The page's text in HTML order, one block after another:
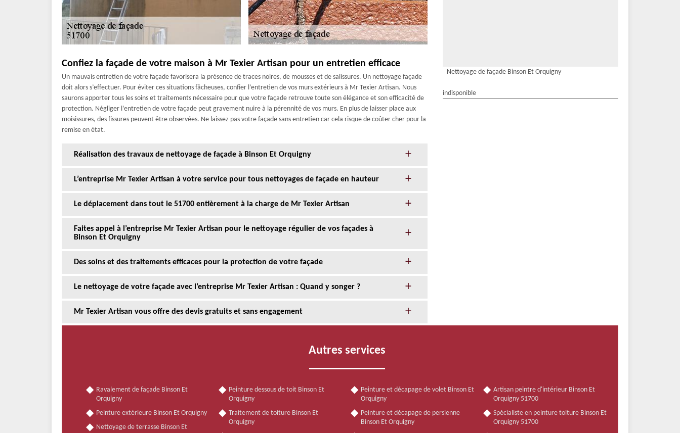
Confiez la façade de votre maison à Mr Texier Artisan pour un entretien efficace
Un mauvais entretien de votre façade favorisera la présence de traces noires, de mousses et de salissures. Un nettoyage façade
doit alors s’effectuer. Pour éviter ces situations fâcheuses, confier l’entretien de vos murs extérieurs à Mr Texier Artisan. Nous
saurons apporter tous les soins et traitements nécessaire pour que votre façade retrouve toute son élégance et son efficacité de
protection. Négliger l’entretien de votre façade peut gravement nuire à la pérennité de vos murs. En plus de laisser place aux
moisissures, des fissures peuvent être observées. Ne laissez pas votre façade sans entretien car cela risque de coûter cher pour la
remise en état.
Réalisation des travaux de nettoyage de façade à Binson Et Orquigny
L’entreprise Mr Texier Artisan à votre service pour tous nettoyages de façade en hauteur
Le déplacement dans tout le 51700 entièrement à la charge de Mr Texier Artisan
Faites appel à l’entreprise Mr Texier Artisan pour le nettoyage régulier de vos façades à
Binson Et Orquigny
Des soins et des traitements efficaces pour la protection de votre façade
Le nettoyage de votre façade avec l’entreprise Mr Texier Artisan : Quand y songer ?
Mr Texier Artisan vous offre des devis gratuits et sans engagement
Nettoyage de façade Binson Et Orquigny
indisponible
Autres services
Ravalement de façade Binson Et
Orquigny
Peinture extérieure Binson Et Orquigny
Nettoyage de terrasse Binson Et
Peinture dessous de toit Binson Et
Orquigny
Traitement de toiture Binson Et
Orquigny
Peinture et décapage de volet Binson Et
Orquigny
Peinture et décapage de persienne
Binson Et Orquigny
Artisan peintre d'intérieur Binson Et
Orquigny 51700
Spécialiste en peinture toiture Binson Et
Orquigny 51700